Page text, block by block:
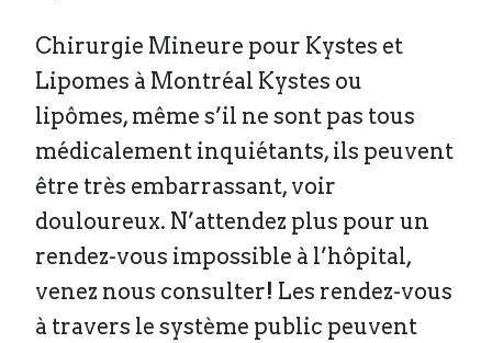
Chirurgie Mineure pour Kystes et
Lipomes à Montréal Kystes ou
lipômes, même s’il ne sont pas tous
médicalement inquiétants, ils peuvent
être très embarrassant, voir
douloureux. N’attendez plus pour un
rendez-vous impossible à l’hôpital,
venez nous consulter! Les rendez-vous
à travers le système public peuvent